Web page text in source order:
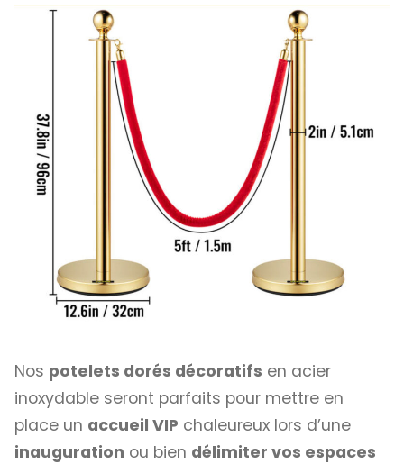
Nos potelets dorés décoratifs en acier
inoxydable seront parfaits pour mettre en
place un accueil VIP chaleureux lors d’une
inauguration ou bien délimiter vos espaces